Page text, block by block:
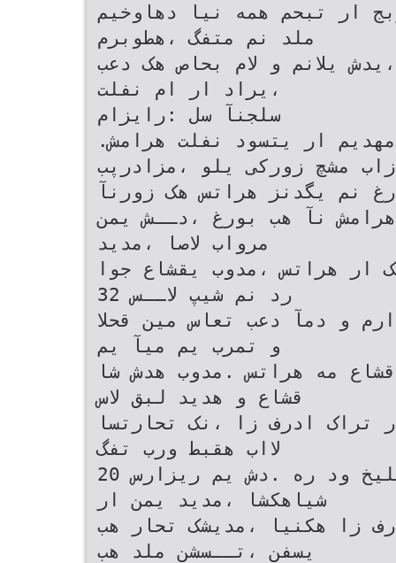
ار تبحم همه نیا دهاوخیم
ملد نم متفگ ،هطوبرم
یلانم و لام بحاص هک دعب
،یراد ار ام نفلت
سلجنآ سل :رایزام
.دنک یم تکمک لوبناتسا رد ،مهدیم ار یتسود نفلت هرامش
مشچ زورکی یلو ،مزادرپب
نم یگدنز هراتس هک زورنآ
نآ هب بورغ ،دــش یمن
مرواب لاصا ،مدید
ار هراتس ،مدوب یقشاع جوا
رد نم شیپ لاــس 32
و دمآ دعب تعاس مین قحلا
و تمرب یم میآ یم
مه هراتس .مدوب هدش شا
قشاع و هدید لبق لاس
تراک ادرف زا ،نک تحارتسا
لااب هقبط ورب تفگ
20 نم عقاو رد ،میدوب ناوج یلیخ ود ره .دش یم ریزارس
شیاهکشا ،مدید یمن ار
زا هکنیا ،مدیشک تحار هب
یسفن ،تــسشن ملد هب